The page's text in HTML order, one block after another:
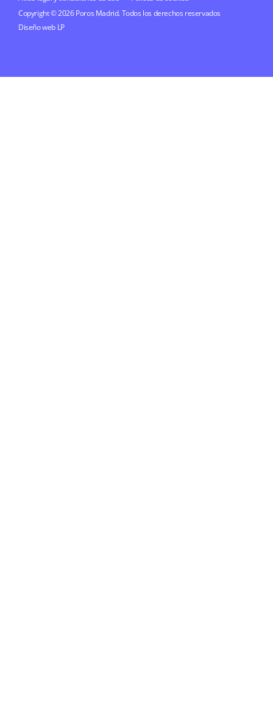
Copyright © 2026 Poros Madrid. Todos los derechos reservados
Diseño web LP